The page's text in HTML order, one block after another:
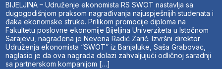
BIJELJINA – Udruženje ekonomista RS SWOT nastavlja sa
dugogodišnjom praksom nagrađivanja najuspješnijih studenata i
đaka ekonomske struke. Prilikom promocije diploma na
Fakultetu poslovne ekonomije Bijeljina Univerziteta u Istočnom
Sarajevu, nagrađena je Nevena Radić Zarić. Izvršni direktor
Udruženja ekonomista “SWOT” iz Banjaluke, Saša Grabovac,
naglasio je da ova nagrada dolazi zahvaljujući odličnoj saradnji
sa partnerskom kompanijom […]